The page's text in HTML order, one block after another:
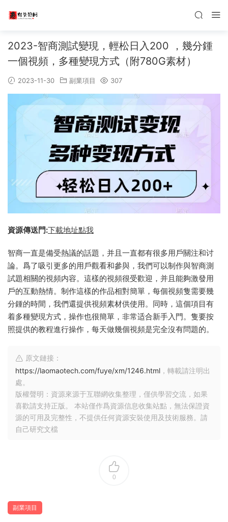
2023-智商測試變現，輕松日入200 ，幾分鍾
一個視頻，多種變現方式（附780G素材）
2023-11-30 副業項目 307
資源傳送門:下載地址點我
智商一直是備受熱議的話題，并且一直都有很多用戶關注和讨
論。爲了吸引更多的用戶觀看和參與，我們可以制作與智商測
試題相關的視頻内容。這樣的視頻很受歡迎，并且能夠激發用
戶的互動熱情。制作這樣的作品相對簡單，每個視頻隻需要幾
分鍾的時間，我們還提供視頻素材供使用。同時，這個項目有
着多種變現方式，操作也很簡單，非常适合新手入門。隻要按
照提供的教程進行操作，每天做幾個視頻是完全沒有問題的。
原文鏈接：
https://laomaotech.com/fuye/xm/1246.html ，轉載請注明出
處。
版權聲明：資源來源于互聯網收集整理，僅供學習交流，如果
喜歡請支持正版。 本站僅作爲資源信息收集站點，無法保證資
源的可用及完整性，不提供任何資源安裝使用及技術服務。請
自己研究文檔
0
副業項目